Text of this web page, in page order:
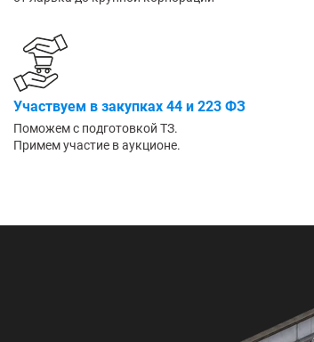
Участвуем в закупках 44 и 223 ФЗ
Поможем с подготовкой ТЗ.
Примем участие в аукционе.